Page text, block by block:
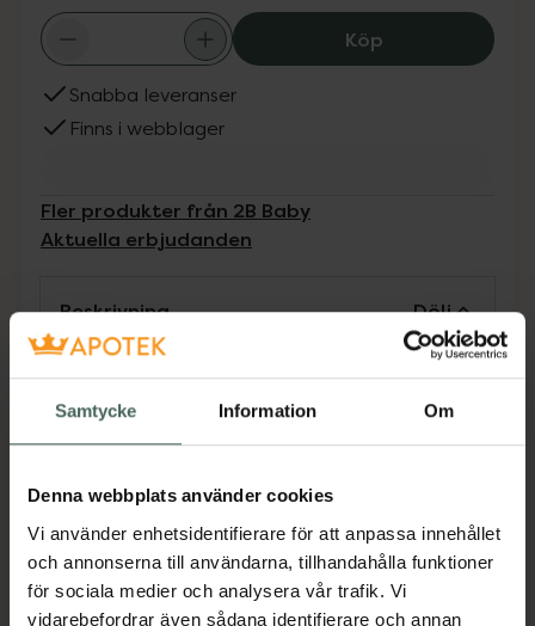
Samtycke Information Om
Denna webbplats använder cookies
Vi använder enhetsidentifierare för att anpassa innehållet
och annonserna till användarna, tillhandahålla funktioner
för sociala medier och analysera vår trafik. Vi
vidarebefordrar även sådana identifierare och annan
Köp2B Baby
Snabba leveranser
Finns i webblager
Fler produkter från 2B Baby
Aktuella erbjudanden
Beskrivning Dölj
Långlivad refill anpassad för blöjhinkar som
rymmer 15 liter, t.ex. Diaper Nanny och 16 liter
nedbrytbar. Hållbar och slitstark samt
väldoftande med naturliga ingredienser som
bryter ned lukter och bakterier för att kunna
förvara använda blöjor i hinken. De tre
refillerna rymmer tillsammans upp till 1650 st